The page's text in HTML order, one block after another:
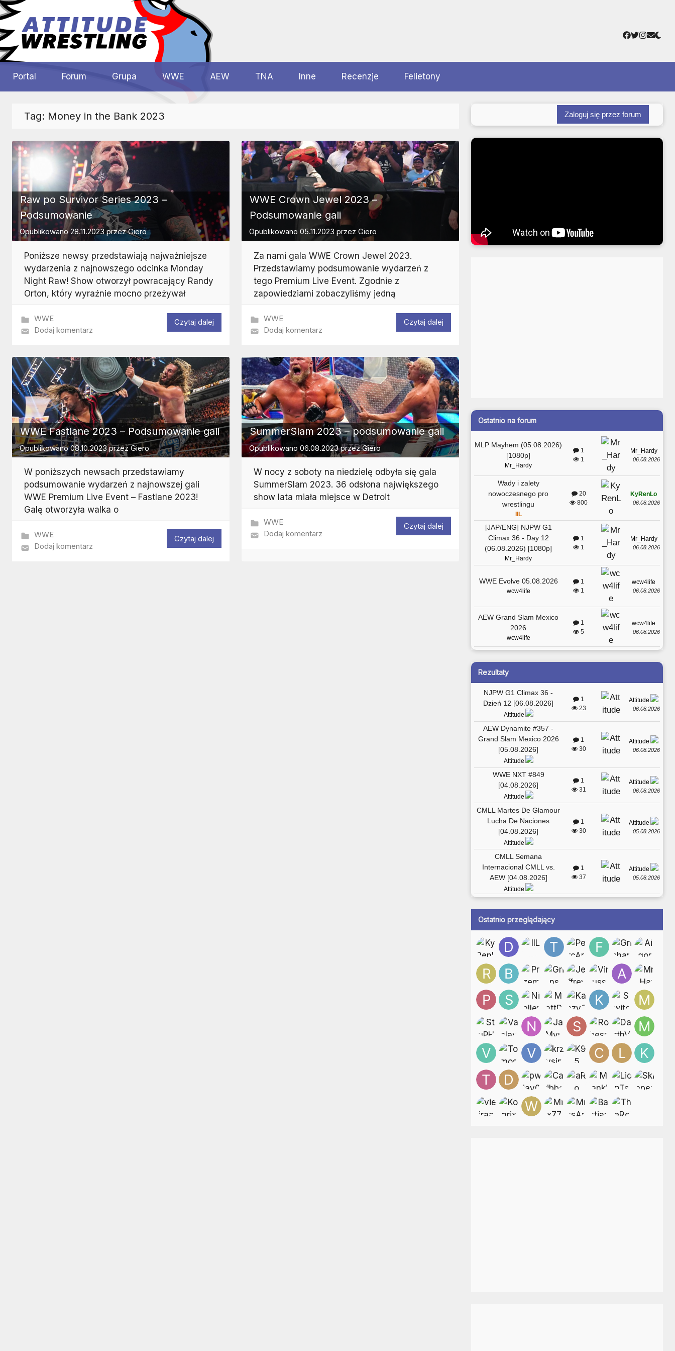
Przejdź
do
treści
Wrestling
Polska
Wrestlingu
Facebook
Twitter
Adres
Portal Forum Grupa WWE AEW TNA Inne Recenzje Felietony
Tag: Money in the Bank 2023
Raw po Survivor Series 2023 –
Podsumowanie
Opublikowano28.11.2023przezGiero
Poniższe newsy przedstawiają najważniejsze
wydarzenia z najnowszego odcinka Monday
Night Raw! Show otworzył powracający Randy
Orton, który wyraźnie mocno przeżywał
WWE
Dodaj komentarz
Czytaj dalej
WWE Crown Jewel 2023 –
Podsumowanie gali
Opublikowano05.11.2023 przezGiero
Za nami gala WWE Crown Jewel 2023.
Przedstawiamy podsumowanie wydarzeń z
tego Premium Live Event. Zgodnie z
zapowiedziami zobaczyliśmy jedną
WWE
Dodaj komentarz
Czytaj dalej
WWE Fastlane 2023 – Podsumowanie gali
Opublikowano08.10.2023przezGiero
W poniższych newsach przedstawiamy
podsumowanie wydarzeń z najnowszej gali
WWE Premium Live Event – Fastlane 2023!
Galę otworzyła walka o
WWE
Dodaj komentarz
Czytaj dalej
SummerSlam 2023 – podsumowanie gali
Opublikowano06.08.2023przezGiero
W nocy z soboty na niedzielę odbyła się gala
SummerSlam 2023. 36 odsłona największego
show lata miała miejsce w Detroit
WWE
Dodaj komentarz
Czytaj dalej
Zaloguj się przez forum
Ostatnio na forum
MLP Mayhem (05.08.2026)
[1080p]
Mr_Hardy
1
1
Mr_Hardy
06.08.2026
Wady i zalety
nowoczesnego pro
wrestlingu
IIL
20
800
KyRenLo
06.08.2026
[JAP/ENG] NJPW G1
Climax 36 - Day 12
(06.08.2026) [1080p]
Mr_Hardy
1
1
Mr_Hardy
06.08.2026
WWE Evolve 05.08.2026
wcw4life
1
1
wcw4life
06.08.2026
AEW Grand Slam Mexico
2026
wcw4life
1
5
wcw4life
06.08.2026
Rezultaty
NJPW G1 Climax 36 -
Dzień 12 [06.08.2026]
Attitude
1
23
Attitude
06.08.2026
AEW Dynamite #357 -
Grand Slam Mexico 2026
[05.08.2026]
Attitude
1
30
Attitude
06.08.2026
WWE NXT #849
[04.08.2026]
Attitude
1
31
Attitude
06.08.2026
CMLL Martes De Glamour
Lucha De Naciones
[04.08.2026]
Attitude
1
30
Attitude
05.08.2026
CMLL Semana
Internacional CMLL vs.
AEW [04.08.2026]
Attitude
1
37
Attitude
05.08.2026
Ostatnio przeglądający